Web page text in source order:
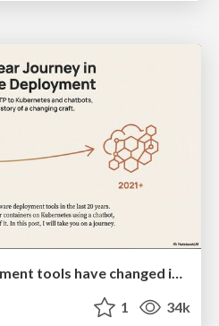
How Software Deployment tools have changed in the past 20 years
1 34k